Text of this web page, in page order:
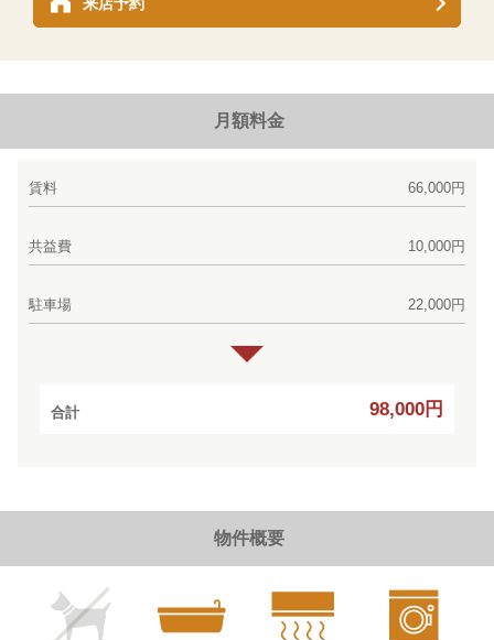
月額料金
賃料 66,000円
共益費 10,000円
駐車場 22,000円
合計 98,000円
物件概要